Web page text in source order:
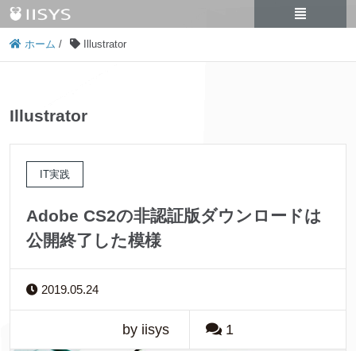
ホーム / Illustrator
Illustrator
IT実践
Adobe CS2の非認証版ダウンロードは
公開終了した模様
2019.05.24
by iisys 1